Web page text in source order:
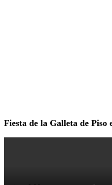
Fiesta de la Galleta de Piso